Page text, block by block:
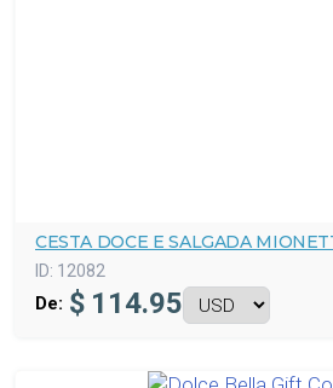
CESTA DOCE E SALGADA
ID: 12082
De: $ 114.95